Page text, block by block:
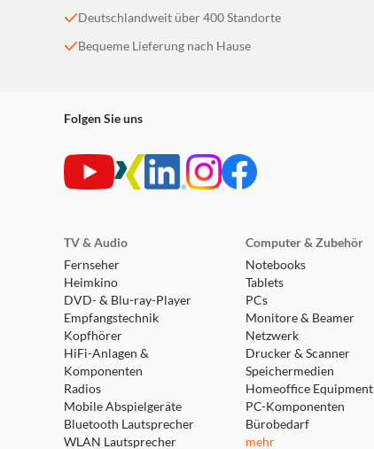
Deutschlandweit über 400 Standorte
Bequeme Lieferung nach Hause
Folgen Sie uns
TV & Audio
Fernseher
Heimkino
DVD- & Blu-ray-Player
Empfangstechnik
Kopfhörer
HiFi-Anlagen &
Komponenten
Radios
Mobile Abspielgeräte
Bluetooth Lautsprecher
WLAN Lautsprecher
Computer & Zubehör
Notebooks
Tablets
PCs
Monitore & Beamer
Netzwerk
Drucker & Scanner
Speichermedien
Homeoffice Equipment
PC-Komponenten
Bürobedarf
mehr